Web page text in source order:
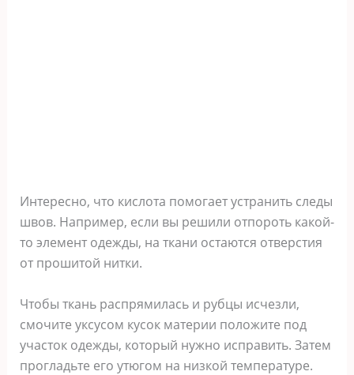
Интересно, что кислота помогает устранить следы
швов. Например, если вы решили отпороть какой-
то элемент одежды, на ткани остаются отверстия
от прошитой нитки.
Чтобы ткань распрямилась и рубцы исчезли,
смочите уксусом кусок материи положите под
участок одежды, который нужно исправить. Затем
прогладьте его утюгом на низкой температуре.